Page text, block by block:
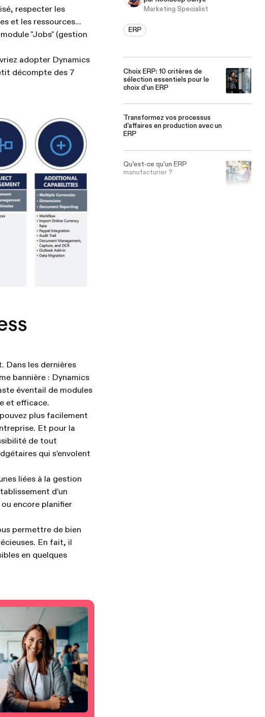
Marketing Specialist
ERP
Choix ERP: 10 critères de
sélection essentiels pour le
choix d’un ERP
Transformez vos processus
d'affaires en production avec un
ERP
Qu'est-ce qu'un ERP
manufacturier ?
respecter les
et les ressources...
"Jobs" (gestion
adopter Dynamics
décompte des 7
Dans les dernières
bannière : Dynamics
éventail de modules
et efficace.
plus facilement
Et pour la
de tout
qui s’envolent
liées à la gestion
d’un
encore planifier
permettre de bien
En fait, il
en quelques